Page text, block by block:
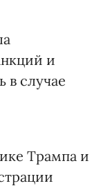
и
в случае
Трампа и